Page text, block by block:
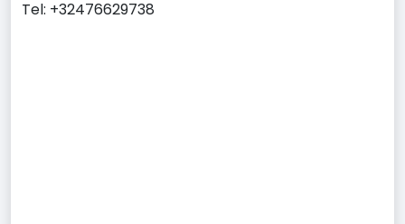
Tel: +32476629738